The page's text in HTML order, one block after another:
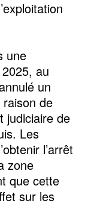
une
au
un
raison de
judiciaire de
Les
l’arrêt
zone
que cette
sur les